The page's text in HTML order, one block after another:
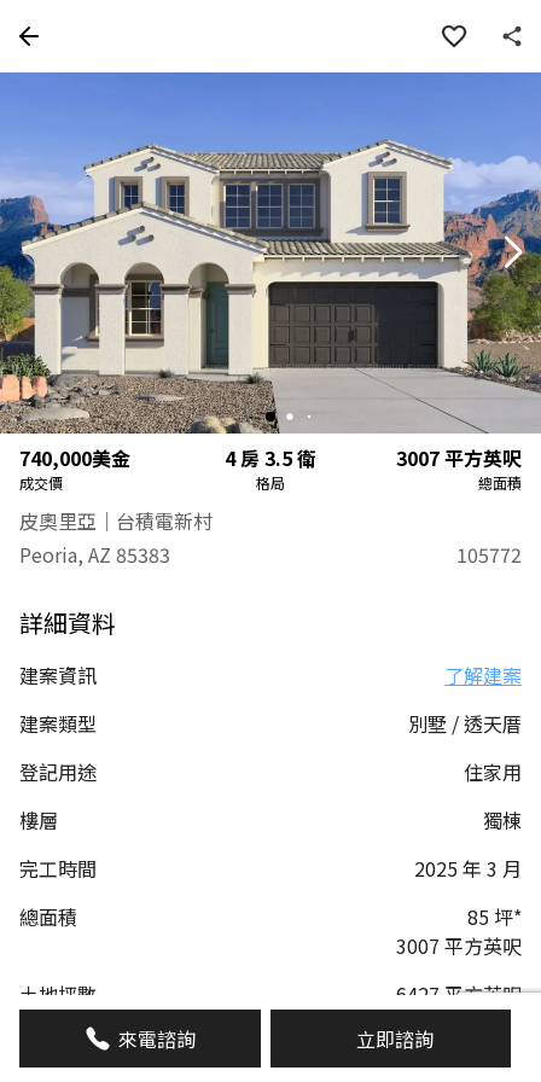
740,000美金 4 房 3.5 衛 3007平方英呎
成交價 格局 總面積
皮奧里亞｜台積電新村
Peoria, AZ 85383
105772
詳細資料
建案資訊
了解建案
建案類型
別墅 / 透天厝
登記用途
住家用
樓層
獨棟
完工時間
2025 年 3 月
總面積
85 坪*
3007 平方英呎
土地坪數
6427 平方英呎
警衛管理
來電諮詢 立即諮詢
周